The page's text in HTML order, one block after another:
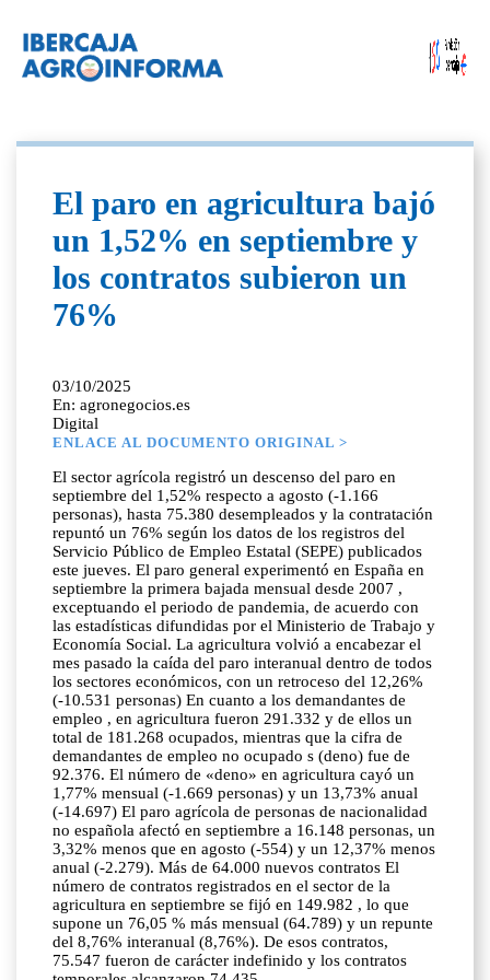
El paro en agricultura bajó
un 1,52% en septiembre y
los contratos subieron un
76%
03/10/2025
En: agronegocios.es
Digital
ENLACE AL DOCUMENTO ORIGINAL >
El sector agrícola registró un descenso del paro en
septiembre del 1,52% respecto a agosto (-1.166
personas), hasta 75.380 desempleados y la contratación
repuntó un 76% según los datos de los registros del
Servicio Público de Empleo Estatal (SEPE) publicados
este jueves. El paro general experimentó en España en
septiembre la primera bajada mensual desde 2007 ,
exceptuando el periodo de pandemia, de acuerdo con
las estadísticas difundidas por el Ministerio de Trabajo y
Economía Social. La agricultura volvió a encabezar el
mes pasado la caída del paro interanual dentro de todos
los sectores económicos, con un retroceso del 12,26%
(-10.531 personas) En cuanto a los demandantes de
empleo , en agricultura fueron 291.332 y de ellos un
total de 181.268 ocupados, mientras que la cifra de
demandantes de empleo no ocupado s (deno) fue de
92.376. El número de «deno» en agricultura cayó un
1,77% mensual (-1.669 personas) y un 13,73% anual
(-14.697) El paro agrícola de personas de nacionalidad
no española afectó en septiembre a 16.148 personas, un
3,32% menos que en agosto (-554) y un 12,37% menos
anual (-2.279). Más de 64.000 nuevos contratos El
número de contratos registrados en el sector de la
agricultura en septiembre se fijó en 149.982 , lo que
supone un 76,05 % más mensual (64.789) y un repunte
del 8,76% interanual (8,76%). De esos contratos,
75.547 fueron de carácter indefinido y los contratos